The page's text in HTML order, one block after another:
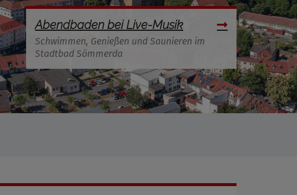
Abendbaden bei Live-Musik
Schwimmen, Genießen und Saunieren im
Stadtbad Sömmerda